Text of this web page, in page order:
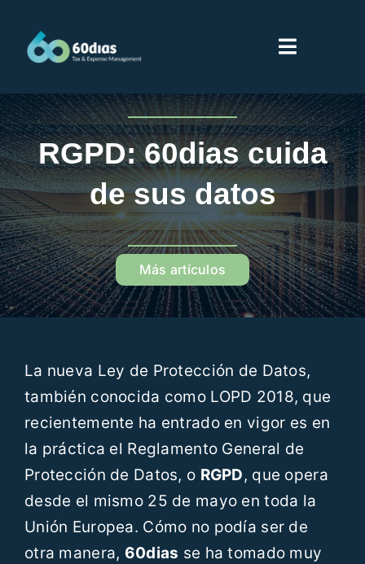
contenido
Toggle
Inicio
Servicios
Sobre 60dias
Partners
Contáctanos
ES
RGPD: 60dias cuida
de sus datos
Más artículos
La nueva Ley de Protección de Datos,
también conocida como LOPD 2018, que
recientemente ha entrado en vigor es en
la práctica el Reglamento General de
Protección de Datos, o RGPD, que opera
desde el mismo 25 de mayo en toda la
Unión Europea. Cómo no podía ser de
otra manera, 60dias se ha tomado muy